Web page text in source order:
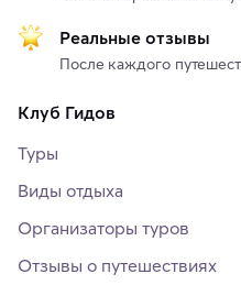
Реальные отзывы
После каждого
Клуб Гидов
Туры
Виды отдыха
Организаторы туров
Отзывы о путешествиях